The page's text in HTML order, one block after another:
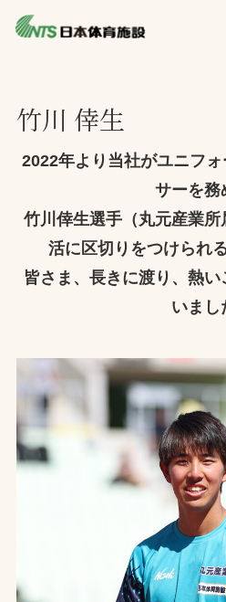
ニュース
プレスリリース
製品・サービス一覧
施工・管理実績一覧
お問合せ
お取引先の皆様へ
プライバシーポリシー
ソーシャルメディアポリシー
竹川 倖生
2022年より当社がユニフ
サーを務
竹川倖生選手（丸元産業
活に区切りをつけられ
皆さま、長きに渡り、熱
いまし